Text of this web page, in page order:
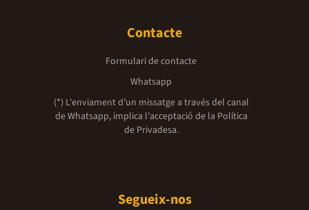
Contacte
Formulari de contacte
Whatsapp
(*) L'enviament d’un missatge a través del canal
de Whatsapp, implica l'acceptació de la Política
de Privadesa.
Segueix-nos